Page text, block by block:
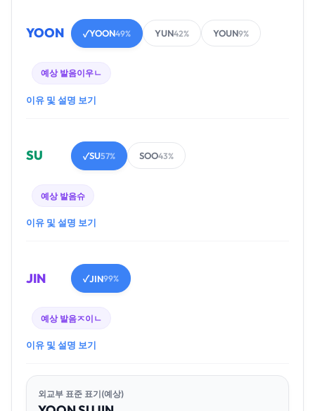
YOON ✓YOON49% YUN42% YOUN9%
예상 발음이우ㄴ
이유 및 설명 보기
SU ✓SU57% SOO43%
예상 발음슈
이유 및 설명 보기
JIN ✓JIN99%
예상 발음ㅈ이ㄴ
이유 및 설명 보기
외교부 표준 표기(예상)